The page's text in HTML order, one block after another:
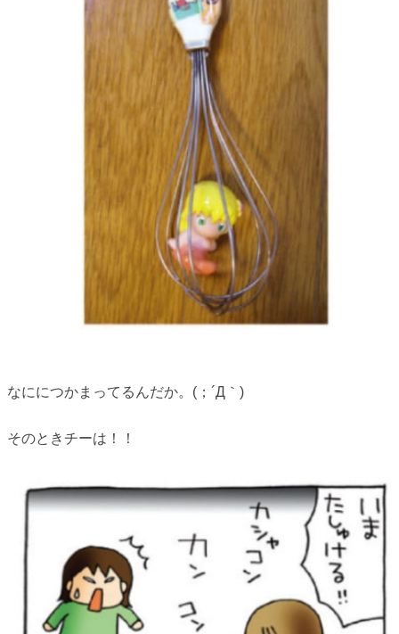
なににつかまってるんだか。(；´Д｀)
そのときチーは！！